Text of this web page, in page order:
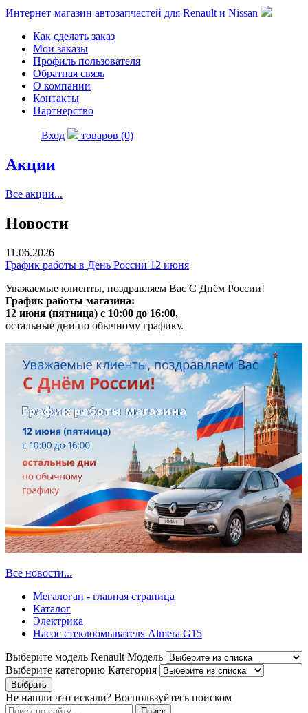
Интернет-магазин автозапчастей для Renault и Nissan
Как сделать заказ
Мои заказы
Профиль пользователя
Обратная связь
О компании
Контакты
Партнерство
Вход товаров (0)
Акции
Все акции...
Новости
11.06.2026
График работы в День России 12 июня
Уважаемые клиенты, поздравляем Вас С Днём России!
График работы магазина:
12 июня (пятница) с 10:00 до 16:00,
остальные дни по обычному графику.
Все новости...
Мегалоган - главная страница
Каталог
Электрика
Насос стеклоомывателя Almera G15
Выберите модель Renault Модель
Выберите категорию Категория
Не нашли что искали? Воспользуйтесь поиском